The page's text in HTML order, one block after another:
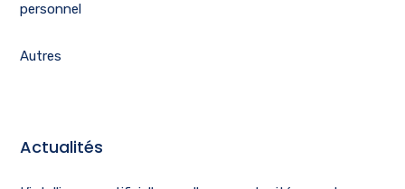
personnel
Autres
Actualités